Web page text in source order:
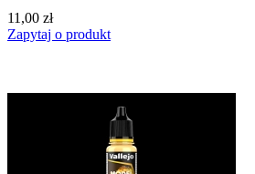
11,00 zł
Zapytaj o produkt